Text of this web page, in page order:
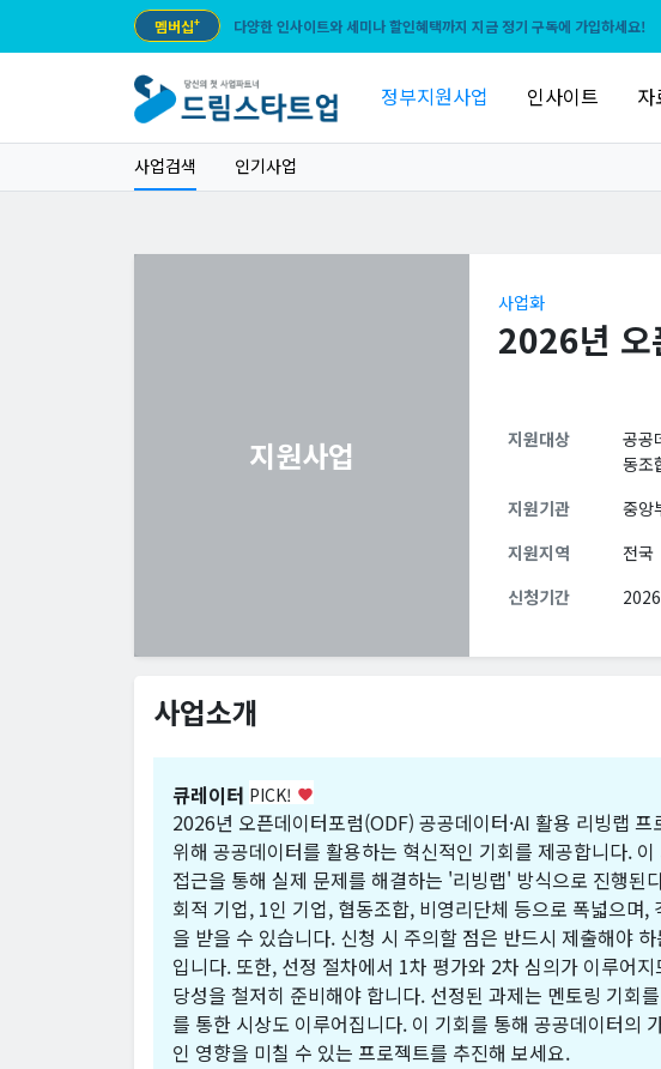
멤버십+ 다양한 인사이트와 세미나 할인혜택까지 지금 정기 구독에 가입하세요!
정부지원사업 인사이트 자
사업검색 인기사업
지원사업
사업화
2026년 오
지원대상
공공
동조
지원기관
중앙
지원지역
전국
신청기간
사업소개
큐레이터 PICK! favorite
2026년 오픈데이터포럼(ODF) 공공데이터·AI 활용 리빙랩
위해 공공데이터를 활용하는 혁신적인 기회를 제공합니다.
접근을 통해 실제 문제를 해결하는 '리빙랩' 방식으로 진행된
회적 기업, 1인 기업, 협동조합, 비영리단체 등으로 폭넓으며
을 받을 수 있습니다. 신청 시 주의할 점은 반드시 제출해야
입니다. 또한, 선정 절차에서 1차 평가와 2차 심의가 이루어
당성을 철저히 준비해야 합니다. 선정된 과제는 멘토링 기회
를 통한 시상도 이루어집니다. 이 기회를 통해 공공데이터의
인 영향을 미칠 수 있는 프로젝트를 추진해 보세요.